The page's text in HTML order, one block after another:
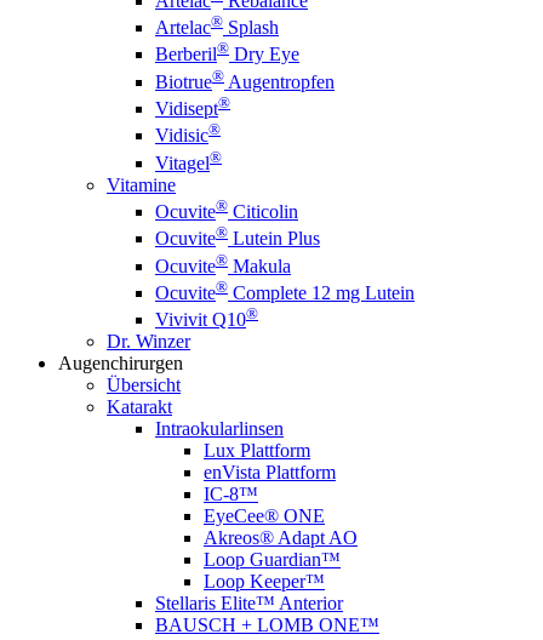
Artelac® Splash
Berberil® Dry Eye
Biotrue® Augentropfen
Vidisept®
Vidisic®
Vitagel®
Vitamine
Ocuvite® Citicolin
Ocuvite® Lutein Plus
Ocuvite® Makula
Ocuvite® Complete 12 mg Lutein
Vivivit Q10®
Dr. Winzer
Augenchirurgen
Übersicht
Katarakt
Intraokularlinsen
Lux Plattform
enVista Plattform
IC-8™
EyeCee® ONE
Akreos® Adapt AO
Loop Guardian™
Loop Keeper™
Stellaris Elite™ Anterior
BAUSCH + LOMB ONE™